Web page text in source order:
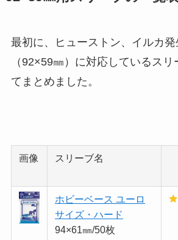
最初に、ヒューストン、イルカ
（92×59㎜）に対応しているス
てまとめました。
画像 スリーブ名
ホビーベース ユーロ
サイズ・ハード
94×61㎜/50枚